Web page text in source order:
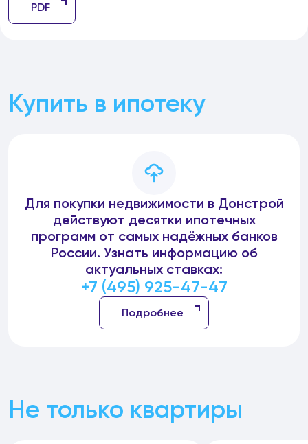
PDF
Купить в ипотеку
Для покупки недвижимости в Донстрой
действуют десятки ипотечных
программ от самых надёжных банков
России. Узнать информацию об
актуальных ставках:
+7 (495) 925-47-47
Подробнее
Не только квартиры